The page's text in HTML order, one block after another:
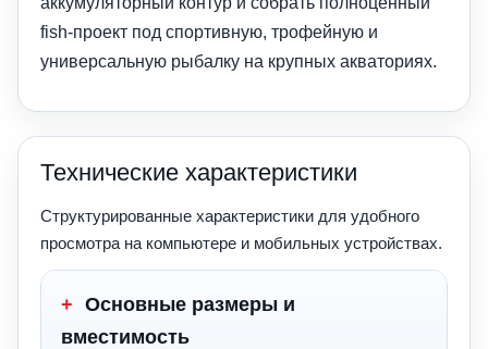
fish-проект под спортивную, трофейную и
универсальную рыбалку на крупных акваториях.
Технические характеристики
Структурированные характеристики для удобного
просмотра на компьютере и мобильных устройствах.
+ Основные размеры и
вместимость